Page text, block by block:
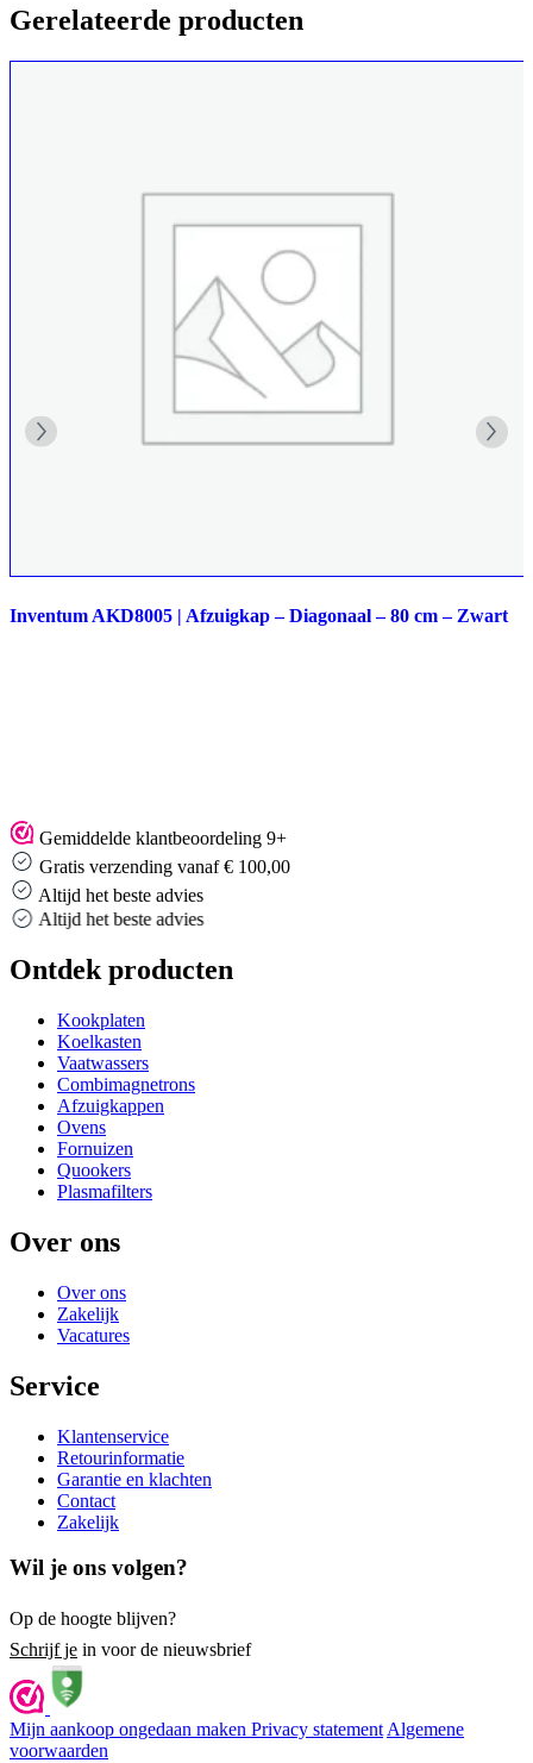
Gerelateerde producten
Inventum AKD8005 | Afzuigkap – Diagonaal – 80 cm – Zwart
Gemiddelde klantbeoordeling 9+
Gratis verzending vanaf € 100,00
Altijd het beste advies
Altijd het beste advies
Ontdek producten
Kookplaten
Koelkasten
Vaatwassers
Combimagnetrons
Afzuigkappen
Ovens
Fornuizen
Quookers
Plasmafilters
Over ons
Over ons
Zakelijk
Vacatures
Service
Klantenservice
Retourinformatie
Garantie en klachten
Contact
Zakelijk
Wil je ons volgen?
Op de hoogte blijven?
Schrijf je in voor de nieuwsbrief
Mijn aankoop ongedaan maken Privacy statement Algemene
voorwaarden